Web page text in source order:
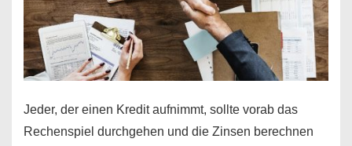
Jeder, der einen Kredit aufnimmt, sollte vorab das
Rechenspiel durchgehen und die Zinsen berechnen